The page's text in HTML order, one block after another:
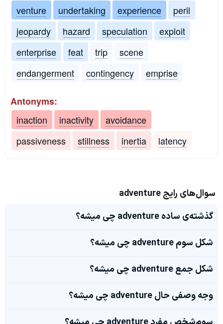
venture
undertaking experience
peril
jeopardy
hazard speculation
exploit
enterprise
feat trip
scene
endangerment
contingency emprise
Antonyms:
inaction
inactivity
avoidance
passiveness
stillness inertia latency
سوال‌های رایج adventure
گذشته‌ی ساده adventure چی میشه؟
شکل سوم adventure چی میشه؟
شکل جمع adventure چی میشه؟
وجه وصفی حال adventure چی میشه؟